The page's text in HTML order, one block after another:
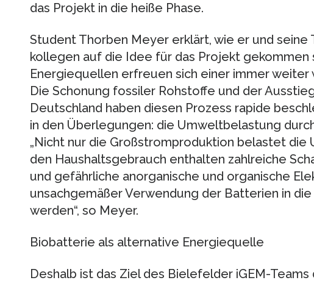
das Projekt in die heiße Phase.
Student Thorben Meyer erklärt, wie er und seine
kollegen auf die Idee für das Projekt gekommen
Energiequellen erfreuen sich einer immer weiter
Die Schonung fossiler Rohstoffe und der
Deutschland haben diesen Prozess rapide
in den Überlegungen: die Umweltbelastung
„Nicht nur die Großstromproduktion belastet die
den Haushaltsgebrauch enthalten zahlreiche
und gefährliche anorganische und organische
unsachgemäßer Verwendung der Batterien in
werden“, so Meyer.
Biobatterie als alternative Energiequelle
Deshalb ist das Ziel des Bielefelder iGEM-